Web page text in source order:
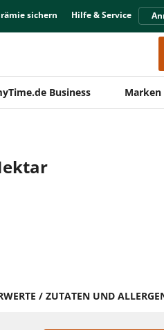
sichern Hilfe & Service
Business Marken
/ ZUTATEN UND